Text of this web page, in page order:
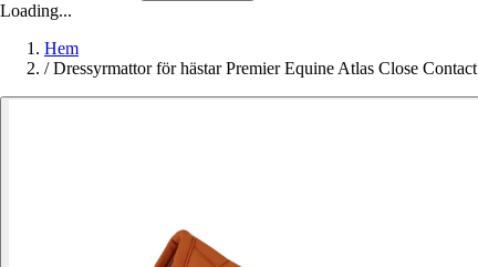
Loading...
Hem
/ Dressyrmattor för hästar Premier Equine Atlas Close Contact